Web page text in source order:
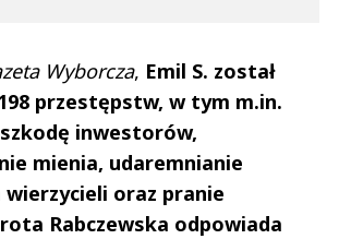
Wyborcza, Emil S. został
przestępstw, w tym m.in.
inwestorów,
mienia, udaremnianie
oraz pranie
Rabczewska odpowiada